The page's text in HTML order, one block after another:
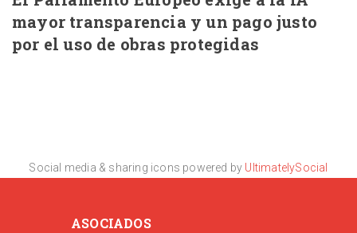
mayor transparencia y un pago justo
por el uso de obras protegidas
Social media & sharing icons powered by UltimatelySocial
ASOCIADOS